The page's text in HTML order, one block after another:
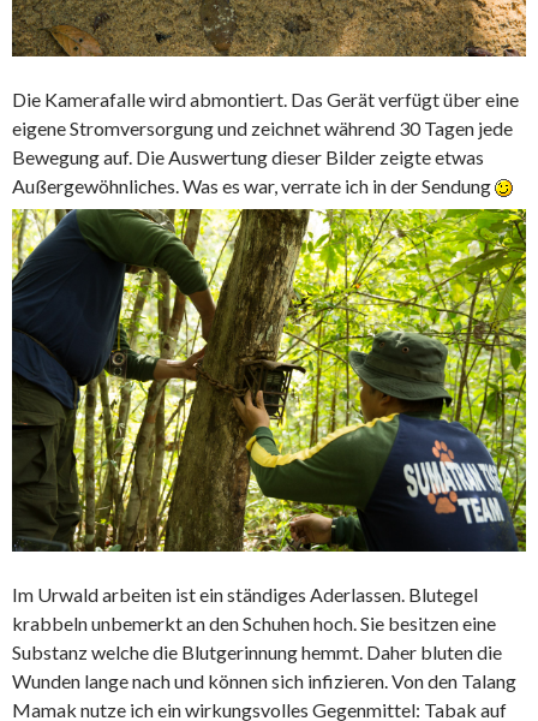
Die Kamerafalle wird abmontiert. Das Gerät verfügt über eine
eigene Stromversorgung und zeichnet während 30 Tagen jede
Bewegung auf. Die Auswertung dieser Bilder zeigte etwas
Außergewöhnliches. Was es war, verrate ich in der Sendung
Im Urwald arbeiten ist ein ständiges Aderlassen. Blutegel
krabbeln unbemerkt an den Schuhen hoch. Sie besitzen eine
Substanz welche die Blutgerinnung hemmt. Daher bluten die
Wunden lange nach und können sich infizieren. Von den Talang
Mamak nutze ich ein wirkungsvolles Gegenmittel: Tabak auf